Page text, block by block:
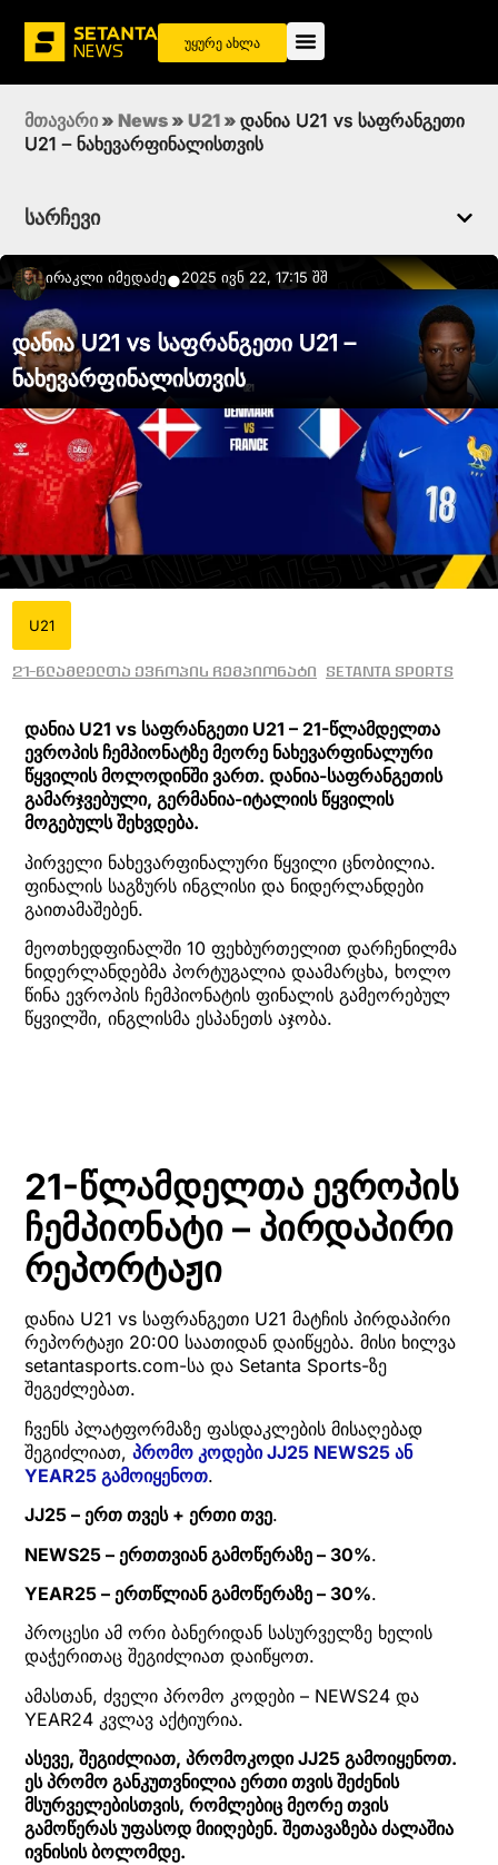
უყურე ახლა
მთავარი » News » U21 » დანია U21 vs საფრანგეთი
U21 – ნახევარფინალისთვის
სარჩევი
Ირაკლი Იმედაძე●2025 ივნ 22, 17:15 შშ
დანია U21 vs საფრანგეთი U21 –
ნახევარფინალისთვის
U21
21-წლამდელთა ევროპის ჩემპიონატი Setanta Sports
დანია U21 vs საფრანგეთი U21 – 21-წლამდელთა
ევროპის ჩემპიონატზე მეორე ნახევარფინალური
წყვილის მოლოდინში ვართ. დანია-საფრანგეთის
გამარჯვებული, გერმანია-იტალიის წყვილის
მოგებულს შეხვდება.
პირველი ნახევარფინალური წყვილი ცნობილია.
ფინალის საგზურს ინგლისი და ნიდერლანდები
გაითამაშებენ.
მეოთხედფინალში 10 ფეხბურთელით დარჩენილმა
ნიდერლანდებმა პორტუგალია დაამარცხა, ხოლო
წინა ევროპის ჩემპიონატის ფინალის გამეორებულ
წყვილში, ინგლისმა ესპანეთს აჯობა.
21-წლამდელთა ევროპის
ჩემპიონატი – პირდაპირი
რეპორტაჟი
დანია U21 vs საფრანგეთი U21 მატჩის პირდაპირი
რეპორტაჟი 20:00 საათიდან დაიწყება. მისი ხილვა
setantasports.com-სა და Setanta Sports-ზე
შეგეძლებათ.
ჩვენს პლატფორმაზე ფასდაკლების მისაღებად
შეგიძლიათ, პრომო კოდები JJ25 NEWS25 ან
YEAR25 გამოიყენოთ.
JJ25 – ერთ თვეს + ერთი თვე.
NEWS25 – ერთთვიან გამოწერაზე – 30%.
YEAR25 – ერთწლიან გამოწერაზე – 30%.
პროცესი ამ ორი ბანერიდან სასურველზე ხელის
დაჭერითაც შეგიძლიათ დაიწყოთ.
ამასთან, ძველი პრომო კოდები – NEWS24 და
YEAR24 კვლავ აქტიურია.
ასევე, შეგიძლიათ, პრომოკოდი JJ25 გამოიყენოთ.
ეს პრომო განკუთვნილია ერთი თვის შეძენის
მსურველებისთვის, რომლებიც მეორე თვის
გამოწერას უფასოდ მიიღებენ. შეთავაზება ძალაშია
ივნისის ბოლომდე.